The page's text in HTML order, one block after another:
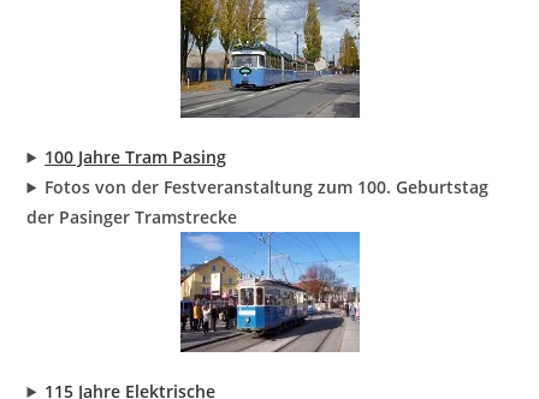
100 Jahre Tram Pasing
Fotos von der Festveranstaltung zum 100. Geburtstag
der Pasinger Tramstrecke
115 Jahre Elektrische